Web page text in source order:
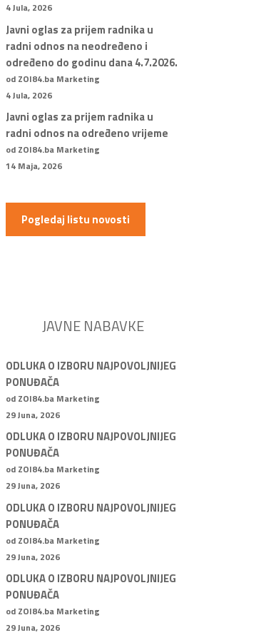
4 Jula, 2026
Javni oglas za prijem radnika u
radni odnos na neodređeno i
određeno do godinu dana 4.7.2026.
od ZOI84.ba Marketing
4 Jula, 2026
Javni oglas za prijem radnika u
radni odnos na određeno vrijeme
od ZOI84.ba Marketing
14 Maja, 2026
Pogledaj listu novosti
JAVNE NABAVKE
ODLUKA O IZBORU NAJPOVOLJNIJEG
PONUĐAČA
od ZOI84.ba Marketing
29 Juna, 2026
ODLUKA O IZBORU NAJPOVOLJNIJEG
PONUĐAČA
od ZOI84.ba Marketing
29 Juna, 2026
ODLUKA O IZBORU NAJPOVOLJNIJEG
PONUĐAČA
od ZOI84.ba Marketing
29 Juna, 2026
ODLUKA O IZBORU NAJPOVOLJNIJEG
PONUĐAČA
od ZOI84.ba Marketing
29 Juna, 2026